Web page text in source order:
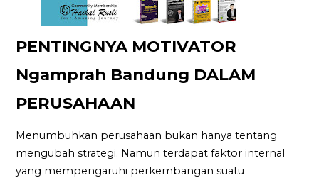
PENTINGNYA MOTIVATOR
Ngamprah Bandung DALAM
PERUSAHAAN
Menumbuhkan perusahaan bukan hanya tentang
mengubah strategi. Namun terdapat faktor internal
yang mempengaruhi perkembangan suatu